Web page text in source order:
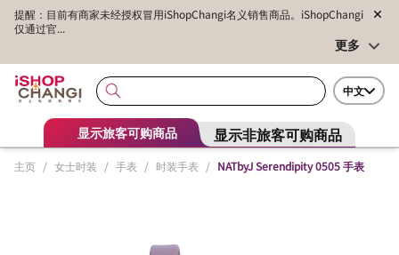
提醒：目前有商家未经授权冒用iShopChangi名义销售商品。iShopChangi
仅通过官...
更多
中文
显示旅客可购商品 显示非旅客可购商品
主页 / 女士时装 / 手表 / 时装手表 / NATbyJ Serendipity 0505 手表